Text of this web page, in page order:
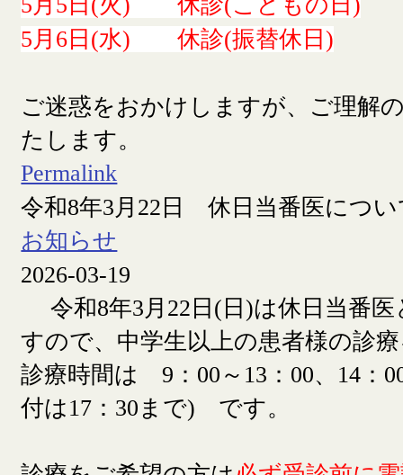
5月5日(火) 休診(こどもの日)
5月6日(水) 休診(振替休日)
ご迷惑をおかけしますが、ご理解
たします。
Permalink
令和8年3月22日 休日当番医につい
お知らせ
2026-03-19
令和8年3月22日(日)は休日当番
すので、中学生以上の患者様の診
診療時間は 9：00～13：00、14：
付は17：30まで) です。